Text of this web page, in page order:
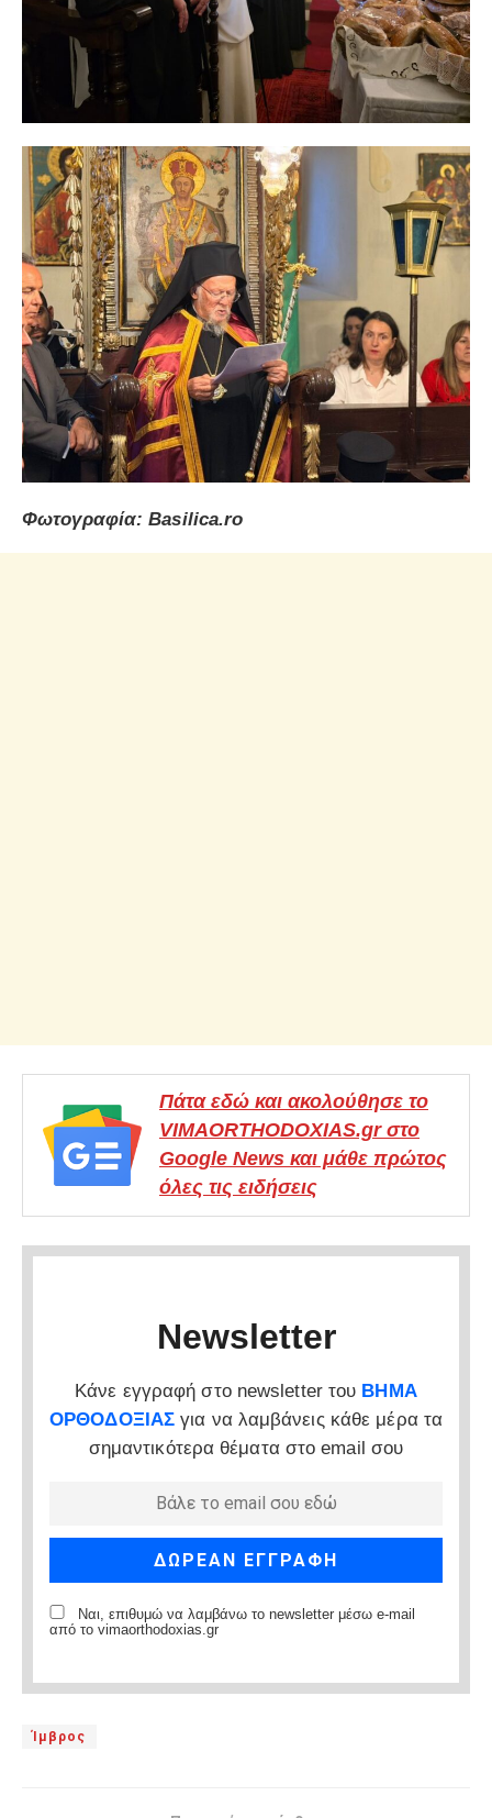
Φωτογραφία: Basilica.ro
Πάτα εδώ και ακολούθησε το
VIMAORTHODOXIAS.gr στο
Google News και μάθε πρώτος
όλες τις ειδήσεις
Newsletter
Κάνε εγγραφή στο newsletter του ΒΗΜΑ
ΟΡΘΟΔΟΞΙΑΣ για να λαμβάνεις κάθε μέρα τα
σημαντικότερα θέματα στο email σου
Ναι, επιθυμώ να λαμβάνω το newsletter μέσω e-mail
από το vimaorthodoxias.gr
Ίμβρος